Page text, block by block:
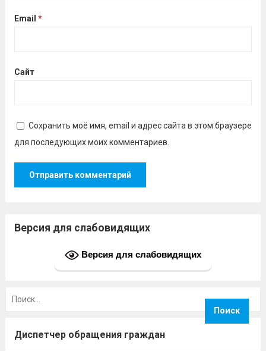
Email *
Сайт
Сохранить моё имя, email и адрес сайта в этом браузере
для последующих моих комментариев.
Версия для слабовидящих
Версия для слабовидящих
Диспетчер обращения граждан